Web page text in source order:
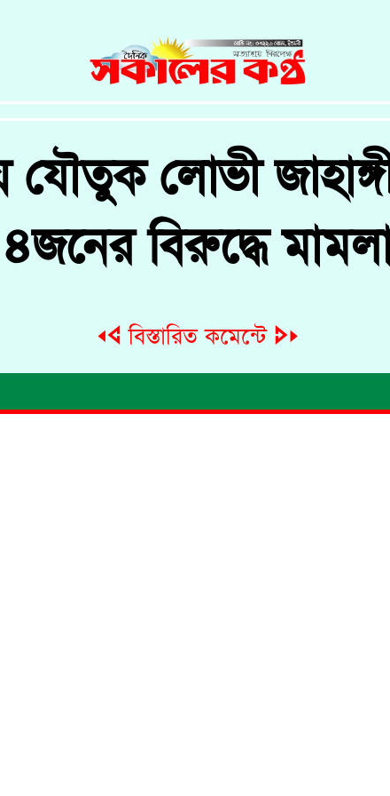
যৌতুক লোভী
৪জনের বিরুদ্ধে
🢐🢔 বিস্তারিত কমেন্টে 🢖🢒